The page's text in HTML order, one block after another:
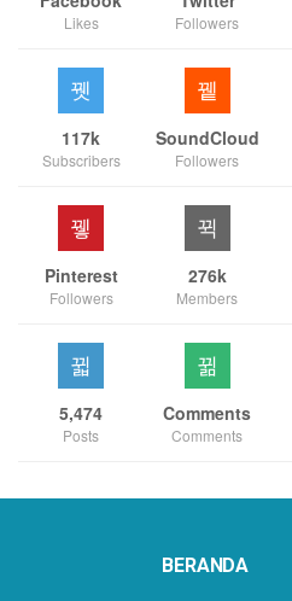
Likes Followers
117k
Subscribers
SoundCloud
Followers
Pinterest
Followers
276k
Members
5,474
Posts
Comments
Comments
BERANDA